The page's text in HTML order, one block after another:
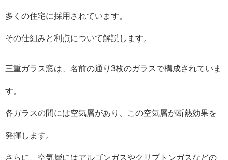
多くの住宅に採用されています。
その仕組みと利点について解説します。
三重ガラス窓は、名前の通り3枚のガラスで構成されていま
す。
各ガラスの間には空気層があり、この空気層が断熱効果を
発揮します。
さらに、空気層にはアルゴンガスやクリプトンガスなどの